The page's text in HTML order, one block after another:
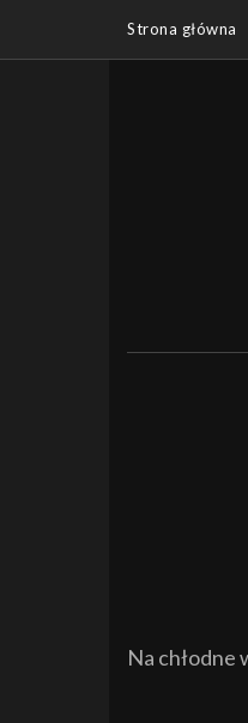
Strona główna
Na chłodne